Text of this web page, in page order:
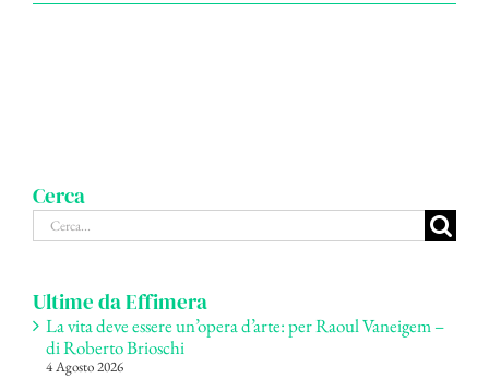
Cerca
Cerca
per:
Ultime da Effimera
La vita deve essere un’opera d’arte: per Raoul Vaneigem –
di Roberto Brioschi
4 Agosto 2026